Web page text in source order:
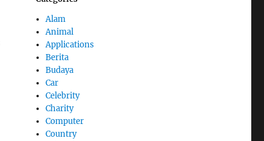
Alam
Animal
Applications
Berita
Budaya
Car
Celebrity
Charity
Computer
Country